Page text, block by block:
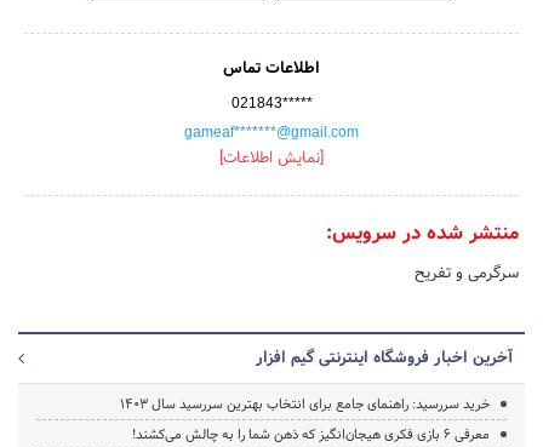
اطلاعات تماس
021843*****
gameaf*******@gmail.com
[نمایش اطلاعات]
منتشر شده در سرویس:
سرگرمی و تفریح
آخرین اخبار فروشگاه اینترنتی گیم افزار
خرید سررسید: راهنمای جامع برای انتخاب بهترین سررسید سال ۱۴۰۳
معرفی 6 بازی فکری هیجان‌انگیز که ذهن شما را به چالش می‌کشند!